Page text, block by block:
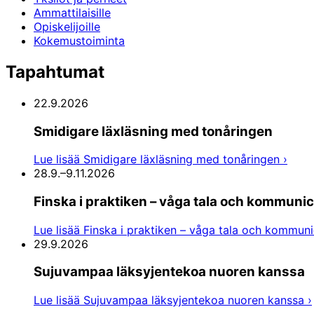
Ammattilaisille
Opiskelijoille
Kokemustoiminta
Tapahtumat
22.9.2026
Smidigare läxläsning med tonåringen
Lue lisää Smidigare läxläsning med tonåringen ›
28.9.–9.11.2026
Finska i praktiken – våga tala och
Lue lisää Finska i praktiken – våga tala och
29.9.2026
Sujuvampaa läksyjentekoa nuoren kanssa
Lue lisää Sujuvampaa läksyjentekoa nuoren kanssa ›